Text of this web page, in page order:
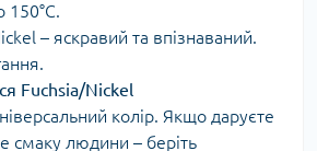
150°C.
– яскравий та впізнаваний.
Fuchsia/Nickel
колір. Якщо даруєте
смаку людини – беріть